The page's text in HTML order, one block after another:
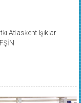
Atlaskent Işıklar